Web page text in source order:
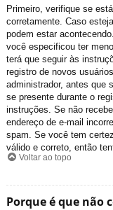
Primeiro, verifique se
corretamente. Caso
podem estar
você especificou ter
terá que seguir às
registro de novos
administrador, antes que
se presente durante o
instruções. Se não
endereço de e-mail
spam. Se você tem
válido e correto, então
Voltar ao topo
Porque é que não